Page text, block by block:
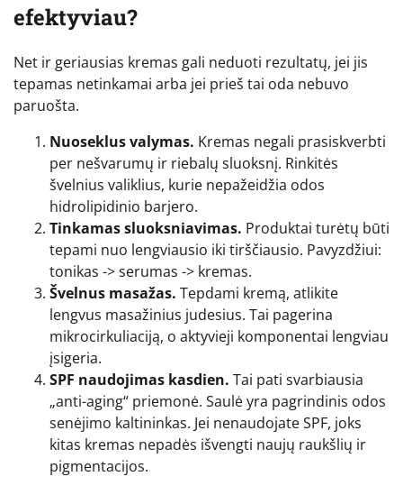
efektyviau?
Net ir geriausias kremas gali neduoti rezultatų, jei jis
tepamas netinkamai arba jei prieš tai oda nebuvo
paruošta.
Nuoseklus valymas. Kremas negali prasiskverbti
per nešvarumų ir riebalų sluoksnį. Rinkitės
švelnius valiklius, kurie nepažeidžia odos
hidrolipidinio barjero.
Tinkamas sluoksniavimas. Produktai turėtų būti
tepami nuo lengviausio iki tirščiausio. Pavyzdžiui:
tonikas -> serumas -> kremas.
Švelnus masažas. Tepdami kremą, atlikite
lengvus masažinius judesius. Tai pagerina
mikrocirkuliaciją, o aktyvieji komponentai lengviau
įsigeria.
SPF naudojimas kasdien. Tai pati svarbiausia
„anti-aging“ priemonė. Saulė yra pagrindinis odos
senėjimo kaltininkas. Jei nenaudojate SPF, joks
kitas kremas nepadės išvengti naujų raukšlių ir
pigmentacijos.